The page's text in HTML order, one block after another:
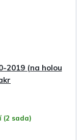
2019 (na holou
(2 sada)